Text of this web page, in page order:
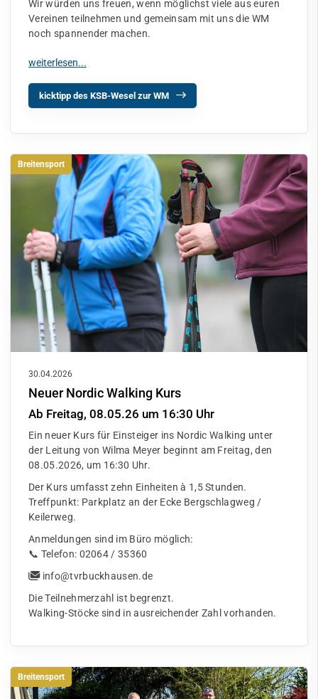
Wir würden uns freuen, wenn möglichst viele aus euren
Vereinen teilnehmen und gemeinsam mit uns die WM
noch spannender machen.
kicktipp des KSB-Wesel zur WM
Breitensport
30.04.2026
Neuer Nordic Walking Kurs
Ab Freitag, 08.05.26 um 16:30 Uhr
Ein neuer Kurs für Einsteiger ins Nordic Walking unter
der Leitung von Wilma Meyer beginnt am Freitag, den
08.05.2026, um 16:30 Uhr.
Der Kurs umfasst zehn Einheiten à 1,5 Stunden.
Treffpunkt: Parkplatz an der Ecke Bergschlagweg /
Keilerweg.
Anmeldungen sind im Büro möglich:
📞 Telefon: 02064 / 35360
info@tvrbuckhausen.de
Die Teilnehmerzahl ist begrenzt.
Walking-Stöcke sind in ausreichender Zahl vorhanden.
Breitensport